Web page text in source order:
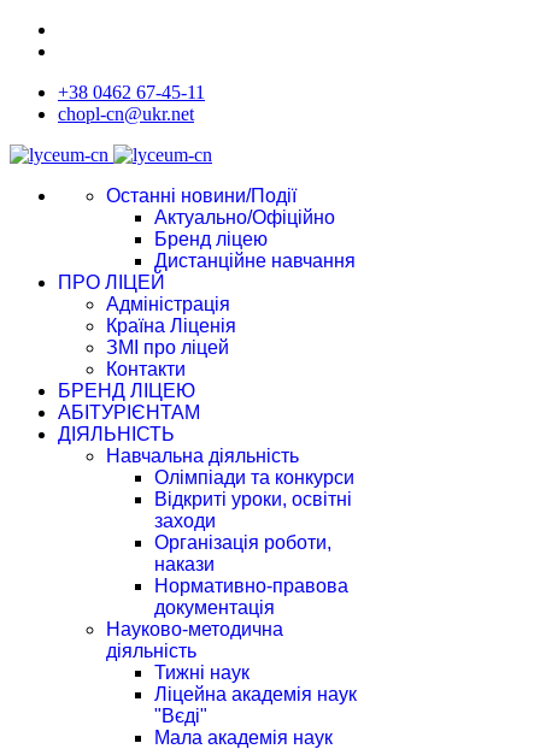
+38 0462 67-45-11
chopl-cn@ukr.net
Останні новини/Події
Актуально/Офіційно
Бренд ліцею
Дистанційне навчання
ПРО ЛІЦЕЙ
Адміністрація
Країна Ліценія
ЗМІ про ліцей
Контакти
БРЕНД ЛІЦЕЮ
АБІТУРІЄНТАМ
ДІЯЛЬНІСТЬ
Навчальна діяльність
Олімпіади та конкурси
Відкриті уроки, освітні
заходи
Організація роботи,
накази
Нормативно-правова
документація
Науково-методична
діяльність
Тижні наук
Ліцейна академія наук
"Вєді"
Мала академія наук